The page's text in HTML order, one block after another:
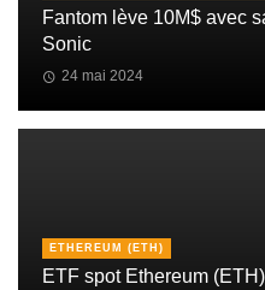
Fantom lève 10M$ avec
Sonic
24 mai 2024
ETHEREUM (ETH)
ETF spot Ethereum